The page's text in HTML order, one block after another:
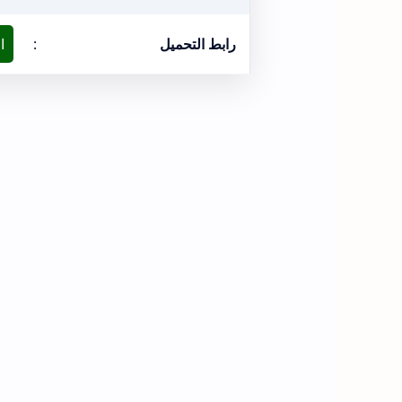
رابط التحميل :